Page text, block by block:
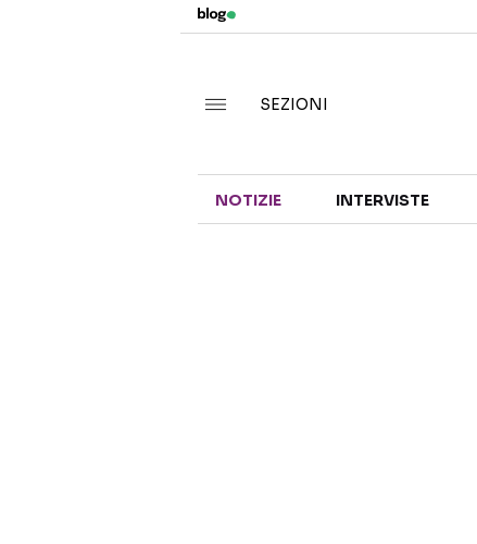
SEZIONI
NOTIZIE INTERVISTE